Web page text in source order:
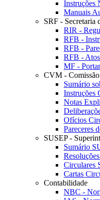
Instruções
Manuais
SRF - Secretaria
RIR -
RFB -
RFB -
RFB -
MF -
CVM -
Sumário
Instruções
Notas
Ofícios
Pareceres
SUSEP -
Sumário
Circulares
Cartas
Contabilidade
NBC -